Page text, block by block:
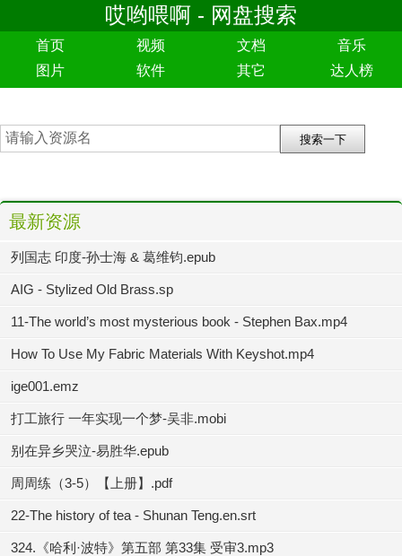
哎哟喂啊 - 网盘搜索
首页 视频 文档
音乐
图片
软件 其它 达人榜
最新资源
列国志 印度-孙士海 & 葛维钧.epub
AIG - Stylized Old Brass.sp
11-The world’s most mysterious book - Stephen Bax.mp4
How To Use My Fabric Materials With Keyshot.mp4
ige001.emz
打工旅行 一年实现一个梦-吴非.mobi
别在异乡哭泣-易胜华.epub
周周练（3-5）【上册】.pdf
22-The history of tea - Shunan Teng.en.srt
324.《哈利·波特》第五部 第33集 受审3.mp3